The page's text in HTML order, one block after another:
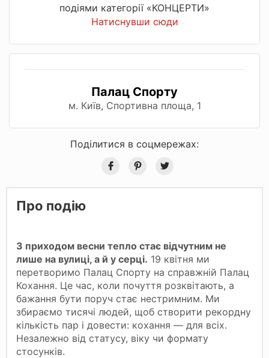
подіями категорії «КОНЦЕРТИ»
Натиснувши сюди
Палац Спорту
м. Київ, Спортивна площа, 1
Поділитися в соцмережах:
Про подію
З приходом весни тепло стає відчутним не
лише на вулиці, а й у серці. 19 квітня ми
перетворимо Палац Спорту на справжній Палац
Кохання. Це час, коли почуття розквітають, а
бажання бути поруч стає нестримним. Ми
збираємо тисячі людей, щоб створити рекордну
кількість пар і довести: кохання — для всіх.
Незалежно від статусу, віку чи формату
стосунків.